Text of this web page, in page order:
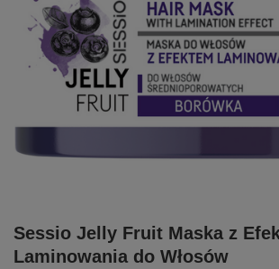
Sessio Jelly Fruit Maska z
Laminowania do Włosów